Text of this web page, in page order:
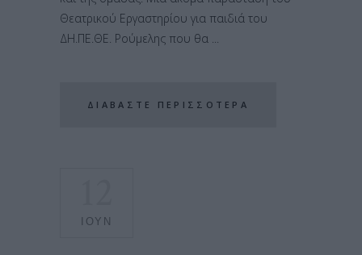
Θεατρικού Εργαστηρίου για παιδιά του
ΔΗ.ΠΕ.ΘΕ. Ρούμελης που θα
ΔΙΑΒΆΣΤΕ ΠΕΡΙΣΣΌΤΕΡΑ
ΙΟΎΝ